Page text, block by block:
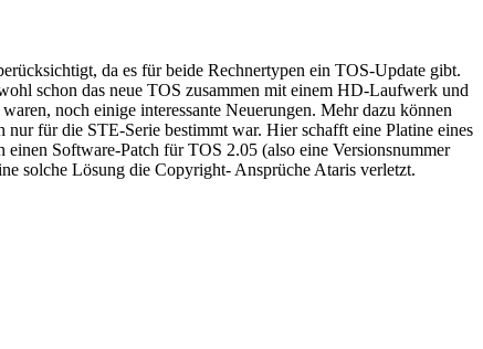
da es für beide Rechnertypen ein TOS-Update gibt.
schon das neue TOS zusammen mit einem HD-Laufwerk und
noch einige interessante Neuerungen. Mehr dazu können
für die STE-Serie bestimmt war. Hier schafft eine Platine eines
Software-Patch für TOS 2.05 (also eine Versionsnummer
solche Lösung die Copyright- Ansprüche Ataris verletzt.